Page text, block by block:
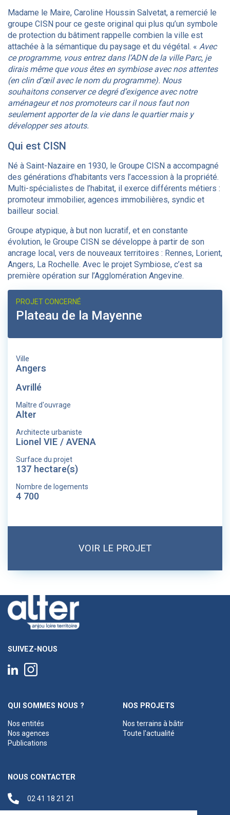
Madame le Maire, Caroline Houssin Salvetat, a remercié le
groupe CISN pour ce geste original qui plus qu’un symbole
de protection du bâtiment rappelle combien la ville est
attachée à la sémantique du paysage et du végétal. « Avec
ce programme, vous entrez dans l’ADN de la ville Parc, je
dirais même que vous êtes en symbiose avec nos attentes
(en clin d’œil avec le nom du programme). Nous
souhaitons conserver ce degré d’exigence avec notre
aménageur et nos promoteurs car il nous faut non
seulement apporter de la vie dans le quartier mais y
développer ses atouts.
Qui est CISN
Né à Saint-Nazaire en 1930, le Groupe CISN a accompagné
des générations d’habitants vers l’accession à la propriété.
Multi-spécialistes de l’habitat, il exerce différents métiers :
promoteur immobilier, agences immobilières, syndic et
bailleur social.
Groupe atypique, à but non lucratif, et en constante
évolution, le Groupe CISN se développe à partir de son
ancrage local, vers de nouveaux territoires : Rennes, Lorient,
Angers, La Rochelle. Avec le projet Symbiose, c’est sa
première opération sur l’Agglomération Angevine.
PROJET CONCERNÉ
Plateau de la Mayenne
Ville
Angers
Avrillé
Maître d'ouvrage
Alter
Architecte urbaniste
Lionel VIE / AVENA
Surface du projet
137 hectare(s)
Nombre de logements
4 700
VOIR LE PROJET
SUIVEZ-NOUS
QUI SOMMES NOUS ?
Nos entités
Nos agences
Publications
NOS PROJETS
Nos terrains à bâtir
Toute l'actualité
NOUS CONTACTER
02 41 18 21 21